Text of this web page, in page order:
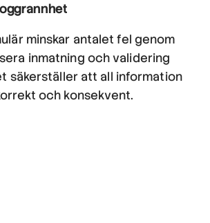
minskar antalet fel genom
inmatning och validering
säkerställer att all information
och konsekvent.